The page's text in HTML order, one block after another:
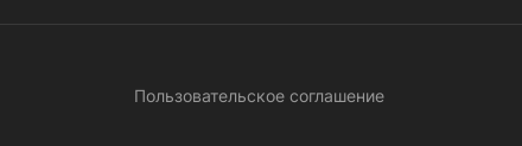
Пользовательское соглашение